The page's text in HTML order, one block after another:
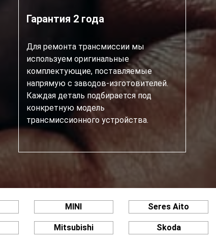
Гарантия 2 года
Для ремонта трансмиссии мы
используем оригинальные
комплектующие, поставляемые
напрямую с заводов-изготовителей.
Каждая деталь подбирается под
конкретную модель
трансмиссионного устройства.
MINI
Mitsubishi
Seres Aito
Skoda